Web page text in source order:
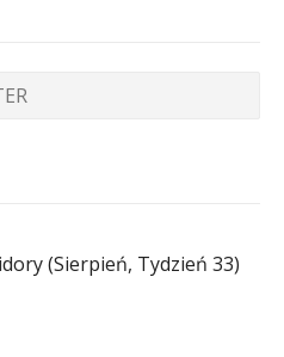
(Sierpień, Tydzień 33)